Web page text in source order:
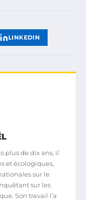
LINKEDIN
plus de dix ans, il
et écologiques,
sur le
sur les
Son travail l’a